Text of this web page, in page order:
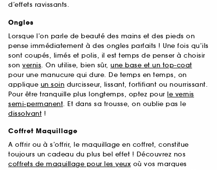
d’effets ravissants.
Ongles
Lorsque l’on parle de beauté des mains et des pieds on
pense immédiatement à des ongles parfaits ! Une fois qu’ils
sont coupés, limés et polis, il est temps de penser à choisir
son vernis. On utilise, bien sûr, une base et un top-coat
pour une manucure qui dure. De temps en temps, on
applique un soin durcisseur, lissant, fortifiant ou nourrissant.
Pour être tranquille plus longtemps, optez pour le vernis
semi-permanent. Et dans sa trousse, on oublie pas le
dissolvant !
Coffret Maquillage
A offrir ou à s’offrir, le maquillage en coffret, constitue
toujours un cadeau du plus bel effet ! Découvrez nos
coffrets de maquillage pour les yeux où vos marques